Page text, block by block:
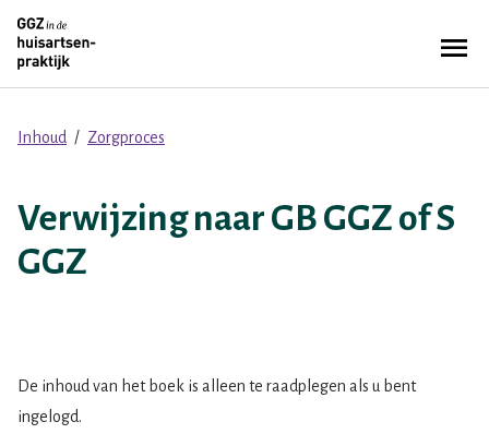
Overslaan
inhoud
Menu
Inhoud Zorgproces
Verwijzing naar GB GGZ of S
GGZ
De inhoud van het boek is alleen te raadplegen als u bent
ingelogd.